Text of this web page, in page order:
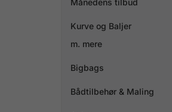
Kurve og Baljer
m. mere
Bigbags
Bådtilbehør & Maling